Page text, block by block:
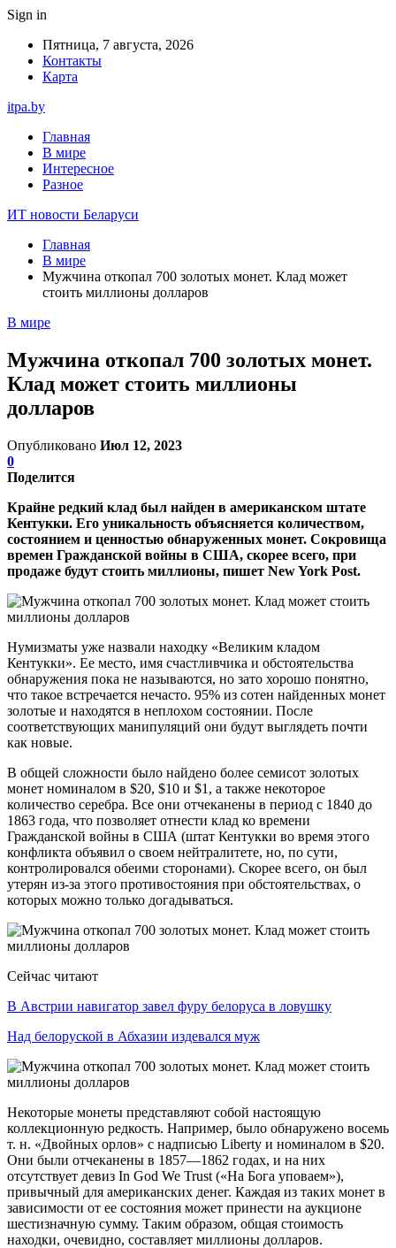
Sign in
Пятница, 7 августа, 2026
Контакты
Карта
itpa.by
Главная
В мире
Интересное
Разное
ИТ новости Беларуси
Главная
В мире
Мужчина откопал 700 золотых монет. Клад может
стоить миллионы долларов
В мире
Мужчина откопал 700 золотых монет.
Клад может стоить миллионы
долларов
Опубликовано Июл 12, 2023
0
Поделится
Крайне редкий клад был найден в американском штате
Кентукки. Его уникальность объясняется количеством,
состоянием и ценностью обнаруженных монет. Сокровища
времен Гражданской войны в США, скорее всего, при
продаже будут стоить миллионы, пишет New York Post.
Нумизматы уже назвали находку «Великим кладом
Кентукки». Ее место, имя счастливчика и обстоятельства
обнаружения пока не называются, но зато хорошо понятно,
что такое встречается нечасто. 95% из сотен найденных монет
золотые и находятся в неплохом состоянии. После
соответствующих манипуляций они будут выглядеть почти
как новые.
В общей сложности было найдено более семисот золотых
монет номиналом в $20, $10 и $1, а также некоторое
количество серебра. Все они отчеканены в период с 1840 до
1863 года, что позволяет отнести клад ко времени
Гражданской войны в США (штат Кентукки во время этого
конфликта объявил о своем нейтралитете, но, по сути,
контролировался обеими сторонами). Скорее всего, он был
утерян из-за этого противостояния при обстоятельствах, о
которых можно только догадываться.
Сейчас читают
В Австрии навигатор завел фуру белоруса в ловушку
Над белоруской в Абхазии издевался муж
Некоторые монеты представляют собой настоящую
коллекционную редкость. Например, было обнаружено восемь
т. н. «Двойных орлов» с надписью Liberty и номиналом в $20.
Они были отчеканены в 1857—1862 годах, и на них
отсутствует девиз In God We Trust («На Бога уповаем»),
привычный для американских денег. Каждая из таких монет в
зависимости от ее состояния может принести на аукционе
шестизначную сумму. Таким образом, общая стоимость
находки, очевидно, составляет миллионы долларов.